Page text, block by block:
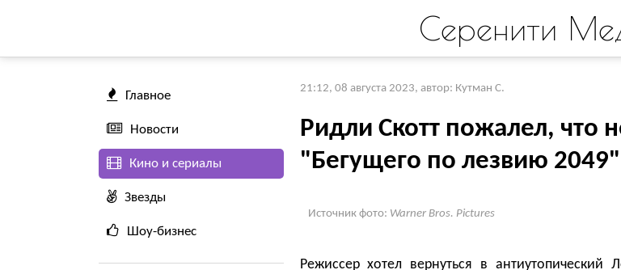
Серенити
Главное
Новости
Кино и сериалы
Звезды
Шоу-бизнес
21:12, 08 августа 2023, автор: Кутман С.
Ридли Скотт пожалел, что
"Бегущего по лезвию 2049"
Источник фото: Warner Bros. Pictures
Режиссер хотел вернуться в антиутопический